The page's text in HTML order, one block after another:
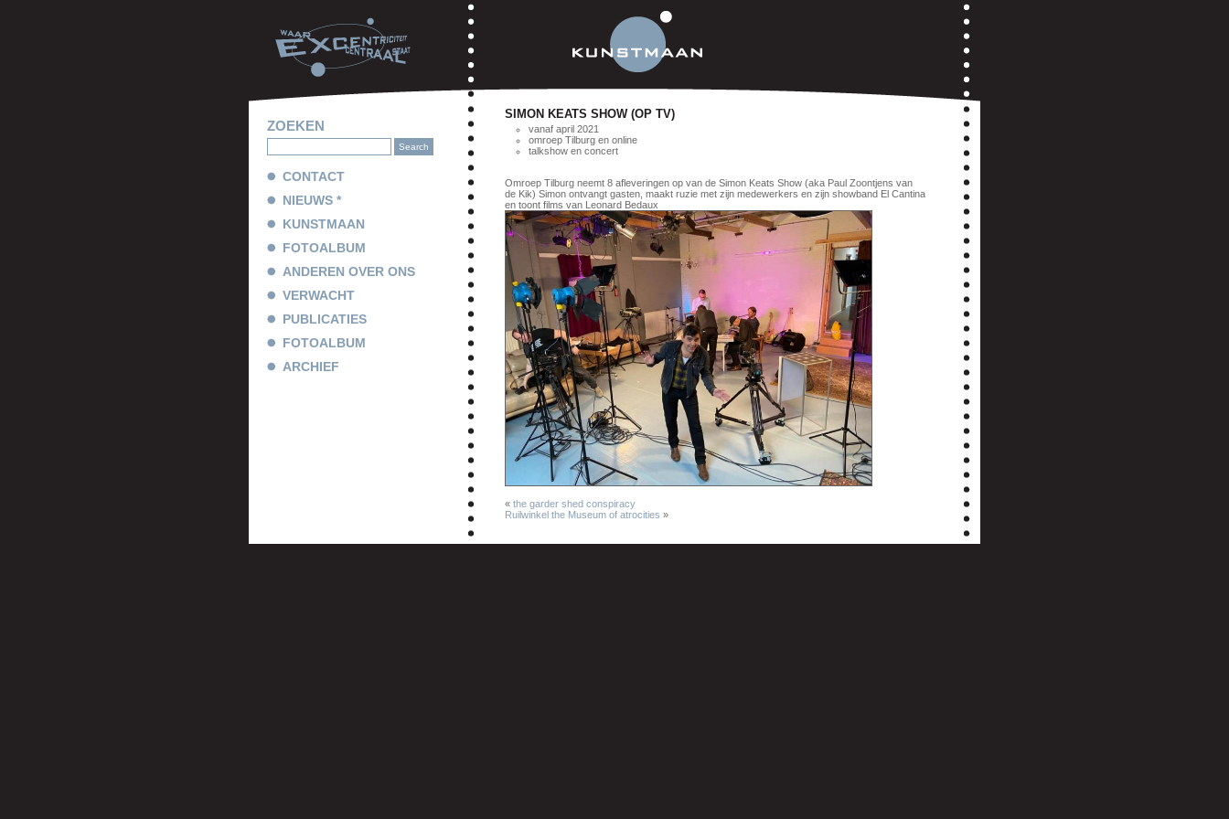
ZOEKEN
CONTACT
NIEUWS *
KUNSTMAAN
FOTOALBUM
ANDEREN OVER ONS
VERWACHT
PUBLICATIES
FOTOALBUM
ARCHIEF
SIMON KEATS SHOW (OP TV)
vanaf april 2021
omroep Tilburg en online
talkshow en concert
Omroep Tilburg neemt 8 afleveringen op van de Simon Keats Show (aka Paul Zoontjens van
de Kik) Simon ontvangt gasten, maakt ruzie met zijn medewerkers en zijn showband El Cantina
en toont films van Leonard Bedaux
« the garder shed conspiracy
Ruilwinkel the Museum of atrocities »